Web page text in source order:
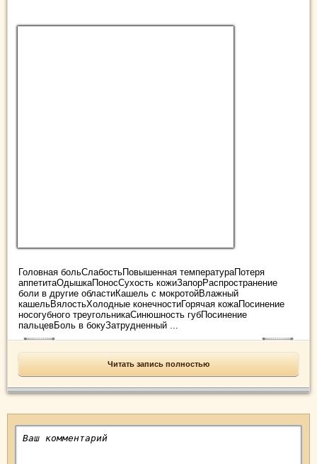
Головная больСлабостьПовышенная температураПотеря
аппетитаОдышкаПоносСухость кожиЗапорРаспространение
боли в другие областиКашель с мокротойВлажный
кашельВялостьХолодные конечностиГорячая кожаПосинение
носогубного треугольникаСинюшность губПосинение
пальцевБоль в бокуЗатрудненный ...
Читать запись полностью